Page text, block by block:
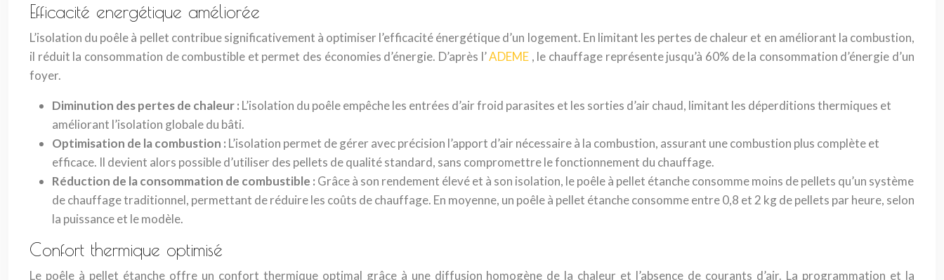
Efficacité energétique améliorée
L’isolation du poêle à pellet contribue significativement à optimiser l’efficacité énergétique d’un logement. En limitant les pertes de chaleur et en améliorant la combustion,
il réduit la consommation de combustible et permet des économies d’énergie. D’après l’ADEME , le chauffage représente jusqu’à 60% de la consommation d’énergie d’un
foyer.
Diminution des pertes de chaleur : L’isolation du poêle empêche les entrées d’air froid parasites et les sorties d’air chaud, limitant les déperditions thermiques et
améliorant l’isolation globale du bâti.
Optimisation de la combustion : L’isolation permet de gérer avec précision l’apport d’air nécessaire à la combustion, assurant une combustion plus complète et
efficace. Il devient alors possible d’utiliser des pellets de qualité standard, sans compromettre le fonctionnement du chauffage.
Réduction de la consommation de combustible : Grâce à son rendement élevé et à son isolation, le poêle à pellet étanche consomme moins de pellets qu’un système
de chauffage traditionnel, permettant de réduire les coûts de chauffage. En moyenne, un poêle à pellet étanche consomme entre 0,8 et 2 kg de pellets par heure, selon
la puissance et le modèle.
Confort thermique optimisé
Le poêle à pellet étanche offre un confort thermique optimal grâce à une diffusion homogène de la chaleur et l’absence de courants d’air. La programmation et la